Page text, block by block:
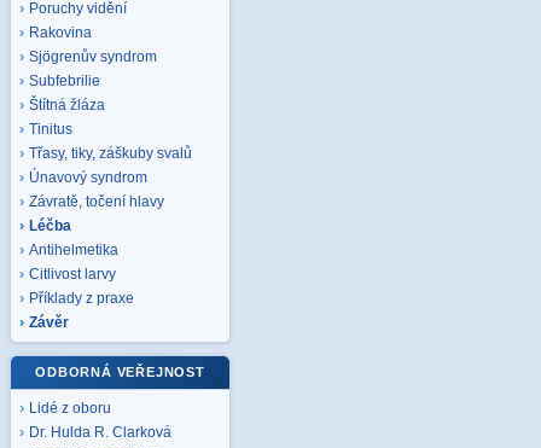
Poruchy vidění
Rakovina
Sjögrenův syndrom
Subfebrilie
Štítná žláza
Tinitus
Třasy, tiky, záškuby svalů
Únavový syndrom
Závratě, točení hlavy
Léčba
Antihelmetika
Citlivost larvy
Příklady z praxe
Závěr
ODBORNÁ VEŘEJNOST
Lidé z oboru
Dr. Hulda R. Clarková